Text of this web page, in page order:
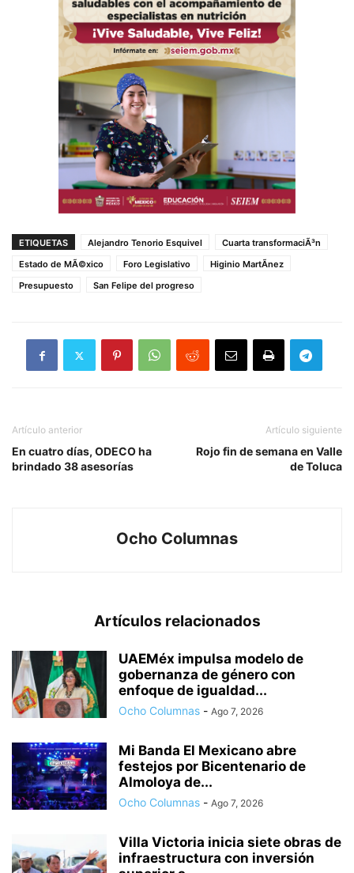
ETIQUETAS Alejandro Tenorio Esquivel
Cuarta transformaciÃ³n
Estado de MÃ©xico
Foro Legislativo
Higinio MartÃ­nez
Presupuesto
San Felipe del progreso
Artículo anterior
En cuatro días, ODECO ha
brindado 38 asesorías
Artículo siguiente
Rojo fin de semana en Valle
de Toluca
Ocho Columnas
Artículos relacionados
UAEMéx impulsa modelo de
gobernanza de género con
enfoque de igualdad...
Ocho Columnas - Ago 7, 2026
Mi Banda El Mexicano abre
festejos por Bicentenario de
Almoloya de...
Ocho Columnas - Ago 7, 2026
Villa Victoria inicia siete obras de
infraestructura con inversión